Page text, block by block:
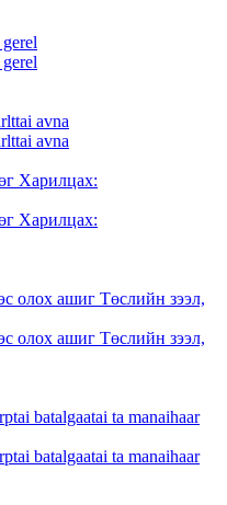
avna
avna
Харилцах:
Харилцах:
олох ашиг Төслийн зээл,
олох ашиг Төслийн зээл,
batalgaatai ta manaihaar
batalgaatai ta manaihaar